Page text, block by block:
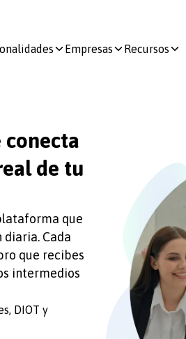
Empresas Recursos
conecta
de tu
que
Cada
que recibes
intermedios
DIOT y